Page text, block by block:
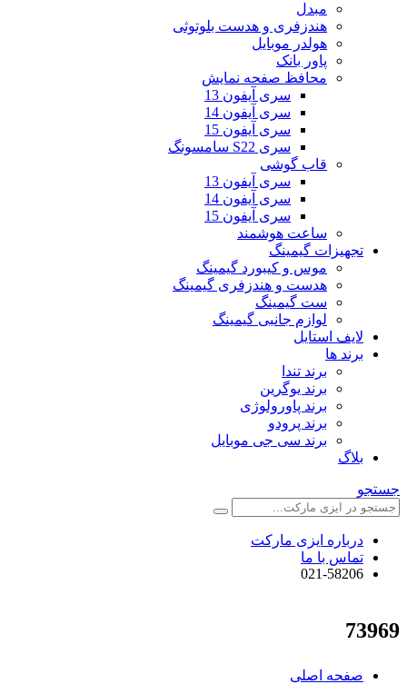
مبدل
هندزفری و هدست بلوتوثی
هولدر موبایل
پاور بانک
محافظ صفحه نمایش
سری آیفون 13
سری آیفون 14
سری آیفون 15
سری S22 سامسونگ
قاب گوشی
سری آیفون 13
سری آیفون 14
سری آیفون 15
ساعت هوشمند
تجهیزات گیمینگ
موس و کیبورد گیمینگ
هدست و هندزفری گیمینگ
ست گیمینگ
لوازم جانبی گیمینگ
لایف استایل
برند ها
برند تندا
برند یوگرین
برند پاورولوژی
برند پرودو
برند سی جی موبایل
بلاگ
جستجو
درباره ایزی مارکت
تماس با ما
021-58206
73969
صفحه اصلی